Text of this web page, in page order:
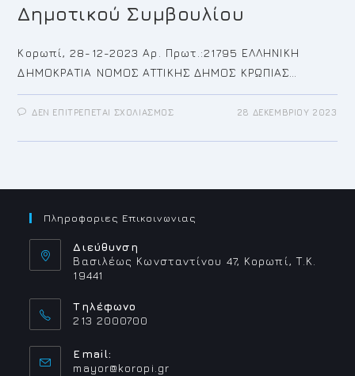
Δημοτικού Συμβουλίου
Κορωπί, 28-12-2023 Αρ. Πρωτ.:21795 ΕΛΛΗΝΙΚΗ
ΔΗΜΟΚΡΑΤΙΑ ΝΟΜΟΣ ΑΤΤΙΚΗΣ ΔΗΜΟΣ ΚΡΩΠΙΑΣ…
ΔΕΝ ΕΠΙΤΡΈΠΕΤΑΙ ΣΧΟΛΙΑΣΜΌΣΣΤΟ
ΤΗΝ
ΔΗΜΟΤΙΚΟΎ
28 ΔΕΚΕΜΒΡΊΟΥ 2023
Πληροφοριες Επικοινωνιας
Διεύθυνση
Βασιλέως Κωνσταντίνου 47, Κορωπί, Τ.Κ.
19441
Τηλέφωνο
213 2000700
Email:
mayor@koropi.grOpens